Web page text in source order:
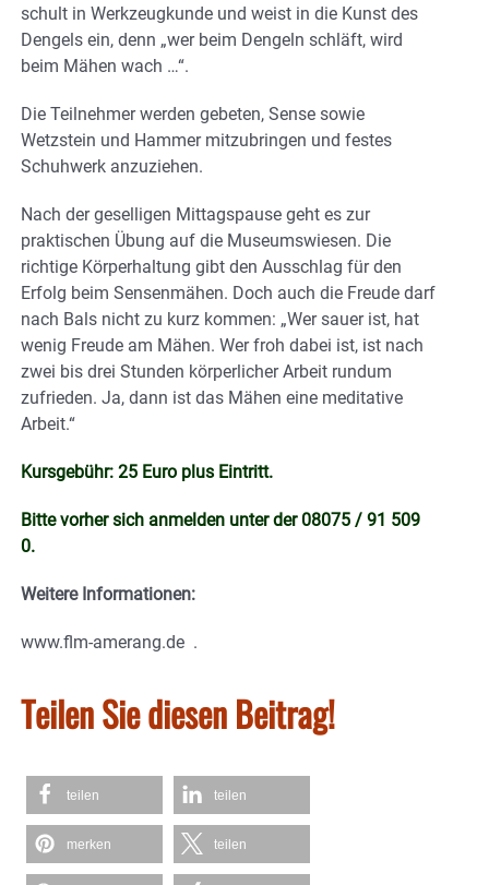
schult in Werkzeugkunde und weist in die Kunst des
Dengels ein, denn „wer beim Dengeln schläft, wird
beim Mähen wach …“.
Die Teilnehmer werden gebeten, Sense sowie
Wetzstein und Hammer mitzubringen und festes
Schuhwerk anzuziehen.
Nach der geselligen Mittagspause geht es zur
praktischen Übung auf die Museumswiesen. Die
richtige Körperhaltung gibt den Ausschlag für den
Erfolg beim Sensenmähen. Doch auch die Freude darf
nach Bals nicht zu kurz kommen: „Wer sauer ist, hat
wenig Freude am Mähen. Wer froh dabei ist, ist nach
zwei bis drei Stunden körperlicher Arbeit rundum
zufrieden. Ja, dann ist das Mähen eine meditative
Arbeit.“
Kursgebühr: 25 Euro plus Eintritt.
Bitte vorher sich anmelden unter der 08075 / 91 509
0.
Weitere Informationen:
www.flm-amerang.de .
Teilen Sie diesen Beitrag!
teilen teilen
merken teilen